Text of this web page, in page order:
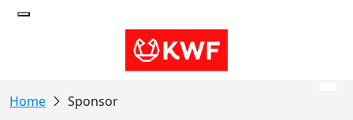
Sponsor